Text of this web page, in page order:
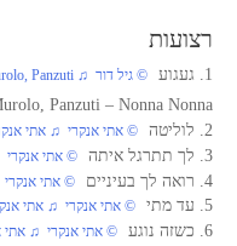
רצועות
1. געגוע ‏ © גיל דור‏ ♫ Roberto Murolo, Panzuti‏ ♭ אלון אולארצ’יק
Panzuti – Nonna Nonna
2. לוליטה
© אתי אנקרי‏ ♫ אתי
3. לך תתרגל איתה © אתי אנקרי‏
4. רואה לך בעיניים © אתי אנקרי‏
5. עד מתי © אתי אנקרי‏ ♫ אתי
6. כשזה נוגע © אתי אנקרי‏ ♫ אתי